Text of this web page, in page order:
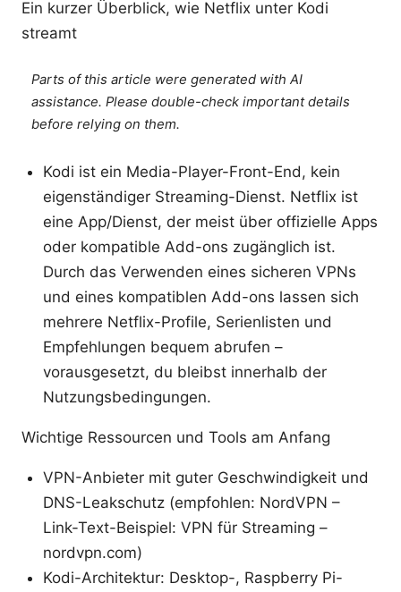
Ein kurzer Überblick, wie Netflix unter Kodi
streamt
Parts of this article were generated with AI
assistance. Please double-check important details
before relying on them.
Kodi ist ein Media-Player-Front-End, kein
eigenständiger Streaming-Dienst. Netflix ist
eine App/Dienst, der meist über offizielle Apps
oder kompatible Add-ons zugänglich ist.
Durch das Verwenden eines sicheren VPNs
und eines kompatiblen Add-ons lassen sich
mehrere Netflix-Profile, Serienlisten und
Empfehlungen bequem abrufen –
vorausgesetzt, du bleibst innerhalb der
Nutzungsbedingungen.
Wichtige Ressourcen und Tools am Anfang
VPN-Anbieter mit guter Geschwindigkeit und
DNS-Leakschutz (empfohlen: NordVPN –
Link-Text-Beispiel: VPN für Streaming –
nordvpn.com)
Kodi-Architektur: Desktop-, Raspberry Pi-